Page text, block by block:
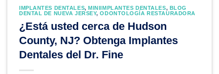
IMPLANTES DENTALES,MINIIMPLANTES DENTALES, BLOG
DENTAL DE NUEVA JERSEY,ODONTOLOGÍA RESTAURADORA
¿Está usted cerca de Hudson
County, NJ? Obtenga Implantes
Dentales del Dr. Fine